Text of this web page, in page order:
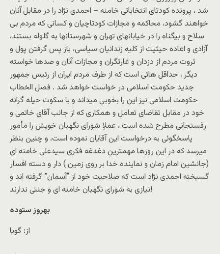
شد ، پرونده کودتای انتخاباتی خامنه – احمدی نژاد را در مقابل آنان
خواهند گشود، محاکمه و مجازات کودتاچيان و کسانی که مردم بی
سلاح و بيگناه را در خيابانهای تهران و شهرستانها به گلوله بستند،
آزادی و اعاده حيثيت از کليه زندانيان سياسی، باز پس گرفتن پول و
ثروت مردم از دزدان و غارتگران و مجازات آنان و صدها خواسته
ديگر ، حداقل هائی است که از طرف مردم ايران از رئيس جمهور
جديد حکومت اسلامی در خواست خواهد شد . فصل الخطاب
حکومت اسلامی نيز اين را بخوبی ميداند و با سکوت حيله گرانه
خود در مقابل تقاضای تعامل و همکاری که از جانب آقای خاتمی و
رفسنجانی مطرح شده است ، عملاٍ شورای نگهبان خويش را مأمور
پاسخگوئی به درخواست اين آقايان نموده است، و چنين بنظر
ميرسد که در اين روزها مهمترين دغدغه فکری سيدعلی خامنه ای
(جانشين امام زمان و نماينده خدا بر روی زمين ) دار و دسته افسار
گسيخته احمدی نژاد است که صلاحيت خود از “آسمان” گرفته اند و
نيازی به شورای نگهبان خامنه ای و جنتی ندارند!
بهروز ستوده
از: گویا